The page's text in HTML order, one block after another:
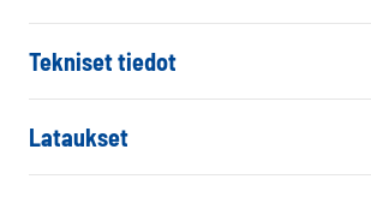
Tekniset tiedot
Lataukset